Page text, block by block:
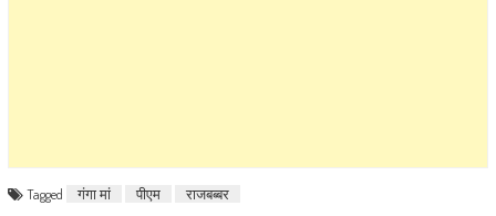
Tagged गंगा मां पीएम राजबब्बर